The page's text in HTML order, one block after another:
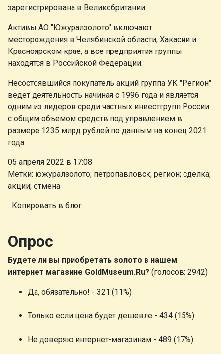
зарегистрирована в Великобритании.
Активы АО "Южуралзолото" включают
месторождения в Челябинской области, Хакасии и
Красноярском крае, а все предприятия группы
находятся в Российской Федерации.
Несостоявшийся покупатель акций группа УК "Регион"
ведет деятельность начиная с 1996 года и является
одним из лидеров среди частных инвестгрупп России
с общим объемом средств под управлением в
размере 1235 млрд рублей по данным на конец 2021
года.
05 апреля 2022 в 17:08
Метки: южуралзолото; петропавловск; регион; сделка;
акции; отмена
Копировать в блог
Опрос
Будете ли вы приобретать золото в нашем
интернет магазине GoldMuseum.Ru? (голосов: 2942)
Да, обязательно! - 321 (11%)
Только если цена будет дешевле - 434 (15%)
Не доверяю интернет-магазинам - 489 (17%)